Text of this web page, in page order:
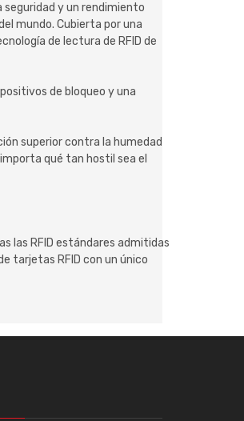
y un rendimiento
mundo. Cubierta por una
de lectura de RFID de
de bloqueo y una
superior contra la humedad
qué tan hostil sea el
las RFID estándares admitidas
tarjetas RFID con un único